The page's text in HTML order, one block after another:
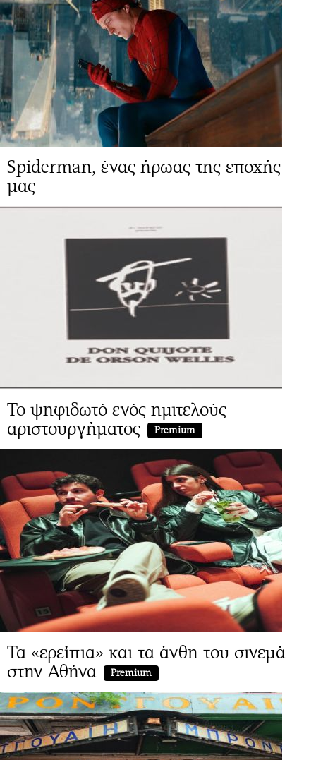
Spiderman, ένας ήρωας της εποχής
μας
Το ψηφιδωτό ενός ημιτελούς
αριστουργήματος
Premium
Τα «ερείπια» και τα άνθη του σινεμά
στην Αθήνα
Premium